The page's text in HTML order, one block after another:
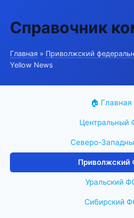
Справочник
Главная » Приволжский
Yellow News
🏠 Главная
Центральный
Северо-
Приволжский
Уральский
Сибирский